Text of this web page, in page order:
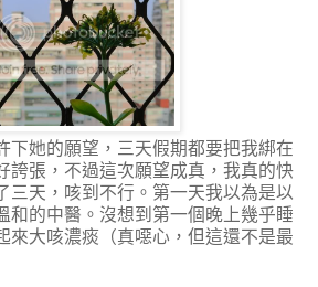
下她的願望，三天假期都要把我綁在
誇張，不過這次願望成真，我真的快
三天，咳到不行。第一天我以為是以
和的中醫。沒想到第一個晚上幾乎睡
來大咳濃痰（真噁心，但這還不是最